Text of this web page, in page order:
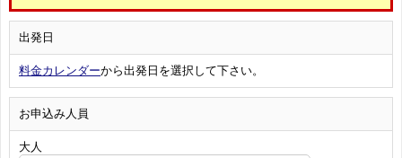
出発日
料金カレンダーから出発日を選択して下さい。
お申込み人員
大人